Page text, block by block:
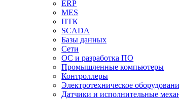
ERP
MES
ПТК
SCADA
Базы данных
Сети
ОС и разработка ПО
Промышленные компьютеры
Контроллеры
Электротехническое
Датчики и исполнительные